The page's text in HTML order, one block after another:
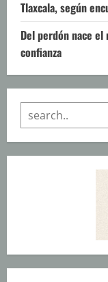
Tlaxcala, según
Del perdón nace
confianza
SEARCH